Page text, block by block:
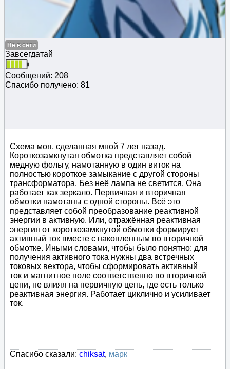
Не в сети
Завсегдатай
Сообщений: 208
Спасибо получено: 81
Схема моя, сделанная мной 7 лет назад.
Короткозамкнутая обмотка представляет собой
медную фольгу, намотанную в один виток на
полностью короткое замыкание с другой стороны
трансформатора. Без неё лампа не светится. Она
работает как зеркало. Первичная и вторичная
обмотки намотаны с одной стороны. Всё это
представляет собой преобразование реактивной
энергии в активную. Или, отражённая реактивная
энергия от короткозамкнутой обмотки формирует
активный ток вместе с накопленным во вторичной
обмотке. Иными словами, чтобы было понятно: для
получения активного тока нужны два встречных
токовых вектора, чтобы сформировать активный
ток и магнитное поле соответственно во вторичной
цепи, не влияя на первичную цепь, где есть только
реактивная энергия. Работает циклично и усиливает
ток.
Спасибо сказали: chiksat, марк